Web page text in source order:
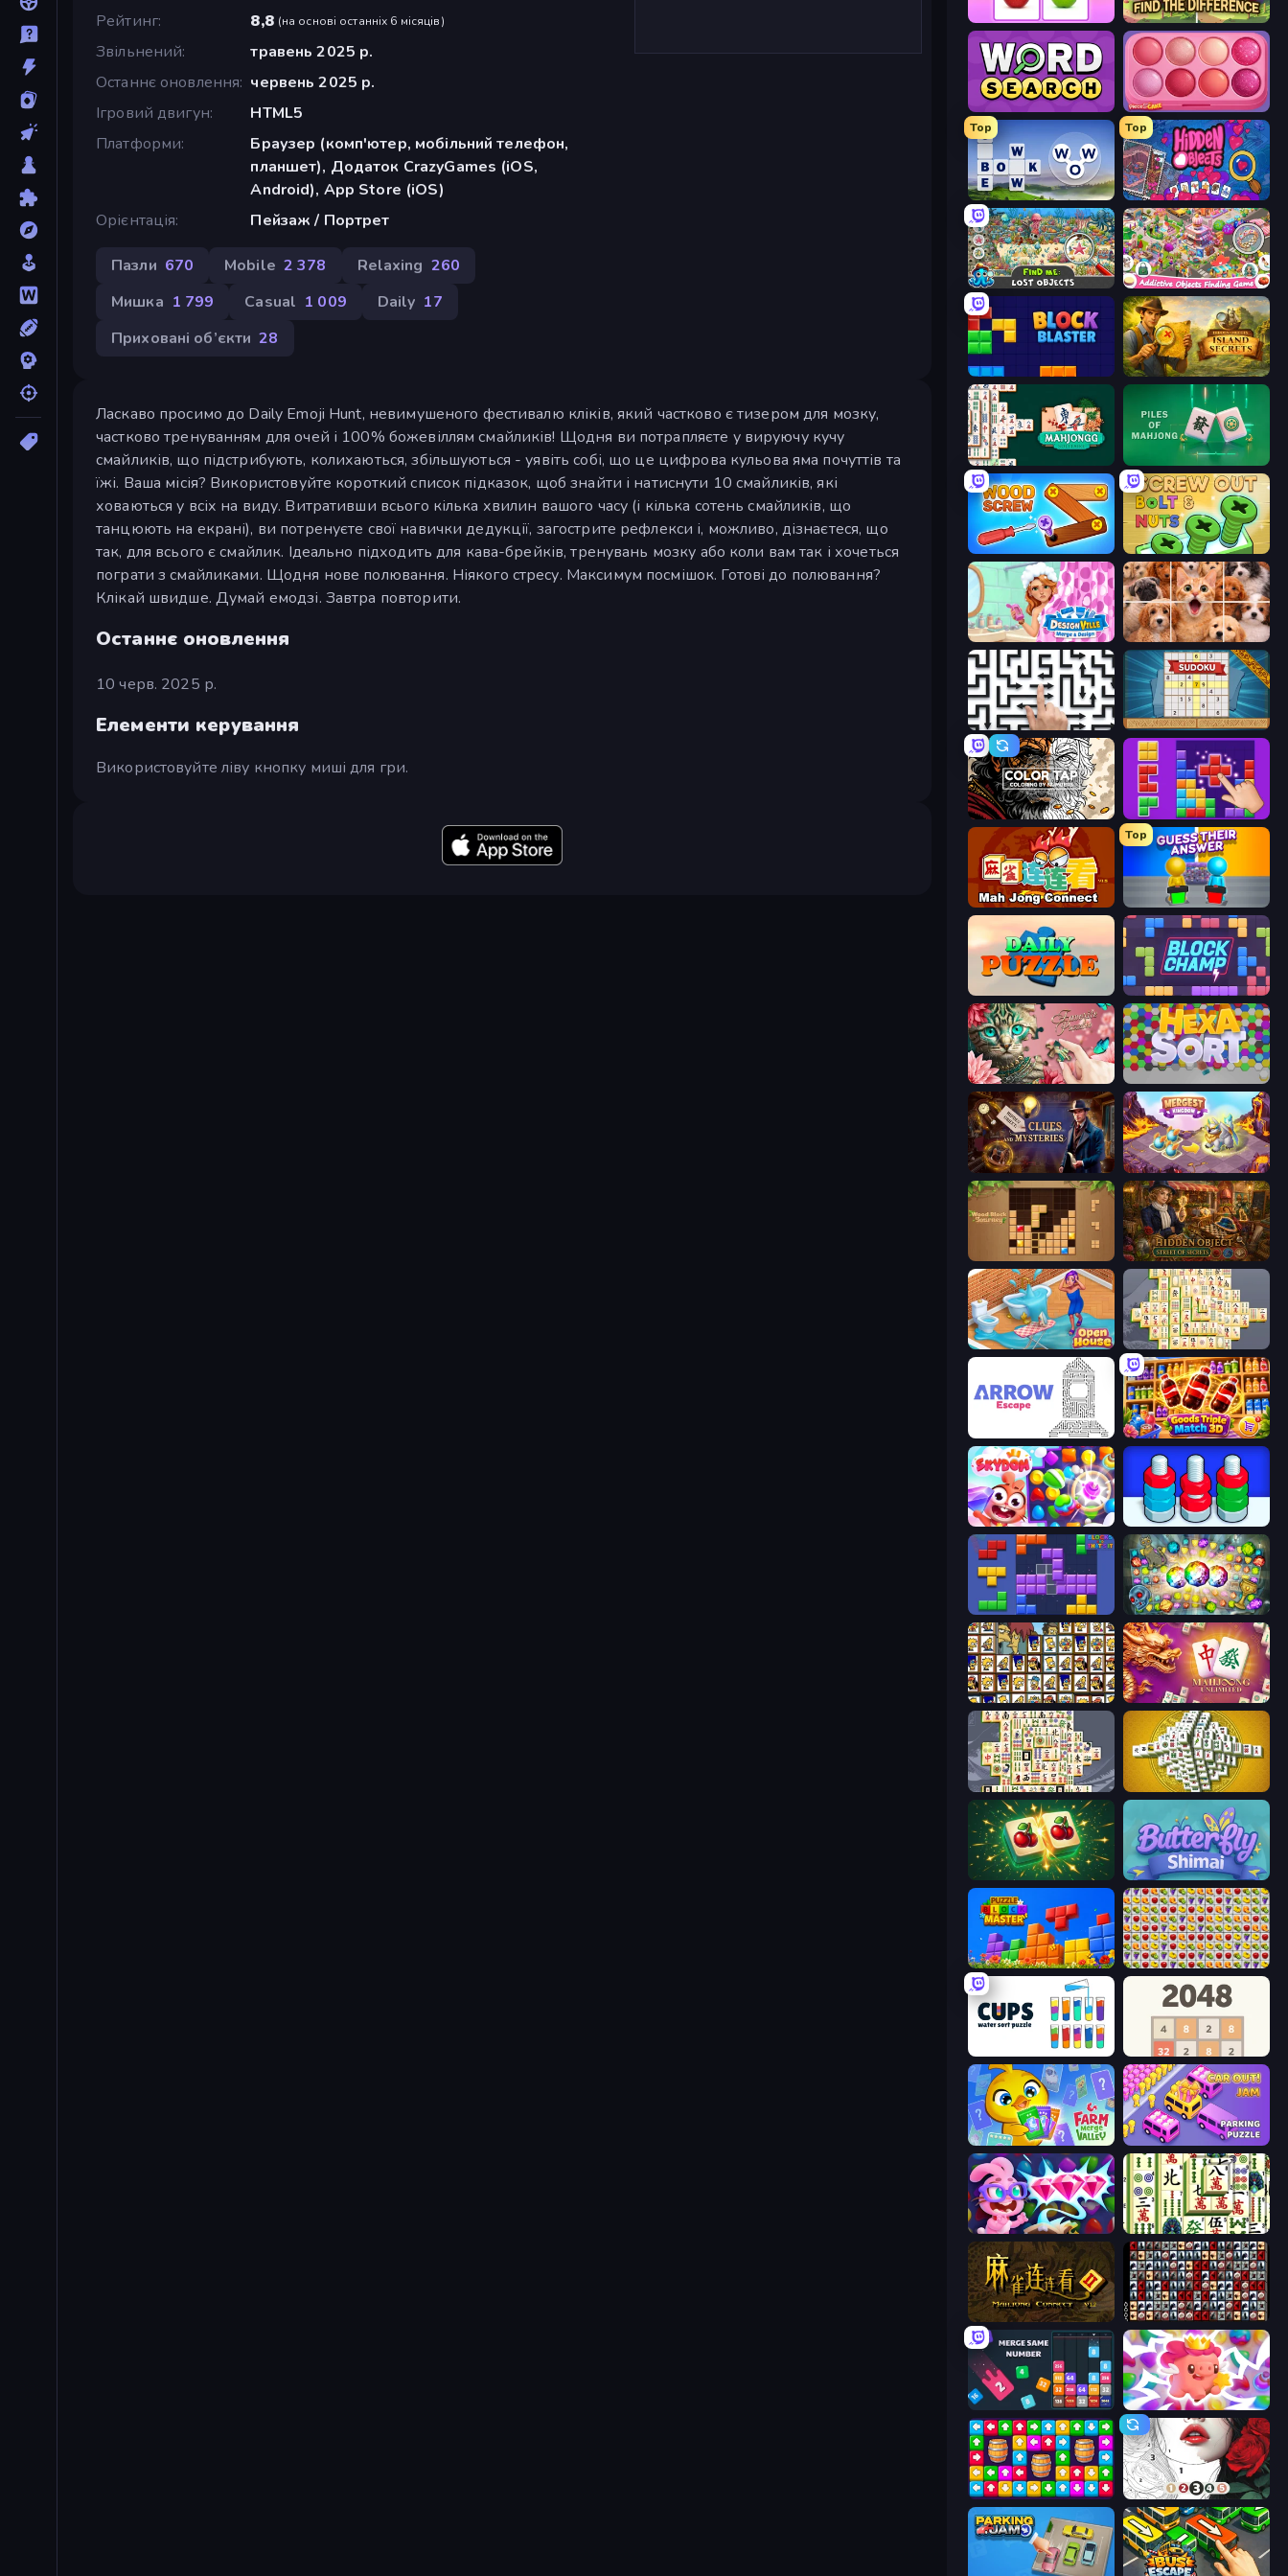
Рейтинг
8,8 (на основі останніх 6 місяців)
Звільнений
травень 2025 р.
Останнє оновлення червень 2025 р.
Ігровий двигун
HTML5
Платформи
Браузер (комп'ютер, мобільний телефон,
планшет), Додаток CrazyGames (iOS,
Android), App Store (iOS)
Орієнтація
Пейзаж / Портрет
Пазли 670 Mobile 2 378 Relaxing 260
Мишка 1 799 Casual 1 009 Daily 17
Приховані об’єкти 28
Ласкаво просимо до Daily Emoji Hunt, невимушеного фестивалю кліків, який частково є тизером для мозку,
частково тренуванням для очей і 100% божевіллям смайликів! Щодня ви потрапляєте у вируючу кучу
смайликів, що підстрибують, колихаються, збільшуються - уявіть собі, що це цифрова кульова яма почуттів та
їжі. Ваша місія? Використовуйте короткий список підказок, щоб знайти і натиснути 10 смайликів, які
ховаються у всіх на виду. Витративши всього кілька хвилин вашого часу (і кілька сотень смайликів, що
танцюють на екрані), ви потренуєте свої навички дедукції, загострите рефлекси і, можливо, дізнаєтеся, що
так, для всього є смайлик. Ідеально підходить для кава-брейків, тренувань мозку або коли вам так і хочеться
пограти з смайликами. Щодня нове полювання. Ніякого стресу. Максимум посмішок. Готові до полювання?
Клікай швидше. Думай емодзі. Завтра повторити.
Останнє оновлення
10 черв. 2025 р.
Елементи керування
Використовуйте ліву кнопку миші для гри.
What's The Difference? Find The Difference
Daily Word Search Piece of Cake: Merge and Bake
Top
Words of Wonders
Top
Hidden Objects
Find Me: Lost Objects Scavenger Hunt - Hidden Items
Block Blaster Hidden Objects: Island Secrets
Mahjongg Solitaire Piles of Mahjong
Wood Screw: Bolts Puzzle Screw Out: Bolts and Nuts
Designville: Merge & Design Jigpic Solitaire
Arrow Escape: Puzzle Sudoku Online
Color Tap: Coloring by Numbers BlockBuster Puzzle
Mahjong Connect (Legacy)
Top
Guess Their Answer
Block Champ
Favorite Puzzles
Hidden Object: Clues and Mysteries Mergest Kingdom
Wood Block Journey Hidden Object: Street Of Secrets
Open House Mahjong Online
Arrow Escape Goods Triple Match 3D
Skydom
Blocks and that’s it Forgotten Treasure 2
Tiles of the Simpsons Mahjong Unlimited
Mahjong Titans Mahjong Tower
Mahjong Puzzle: Tile Match Butterfly Shimai
Puzzle Block Master Same Game Fruit Collapse
Cups - Water Sort Puzzle 2048
Farm Merge Valley Car OUT! Jam Parking Puzzle
Skydom: Reforged Mahjong Shanghai
Mahjong Connect 2 (Legacy) War Mahjong
Drop & Merge the Numbers Match Arena
Tap Away Story Numicolor